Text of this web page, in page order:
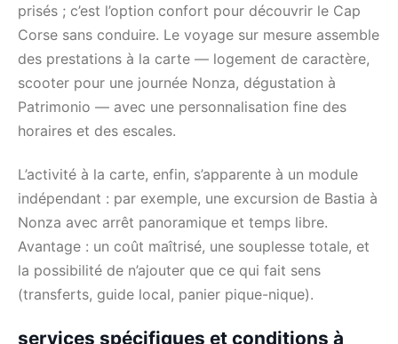
prisés ; c’est l’option confort pour découvrir le Cap
Corse sans conduire. Le voyage sur mesure assemble
des prestations à la carte — logement de caractère,
scooter pour une journée Nonza, dégustation à
Patrimonio — avec une personnalisation fine des
horaires et des escales.
L’activité à la carte, enfin, s’apparente à un module
indépendant : par exemple, une excursion de Bastia à
Nonza avec arrêt panoramique et temps libre.
Avantage : un coût maîtrisé, une souplesse totale, et
la possibilité de n’ajouter que ce qui fait sens
(transferts, guide local, panier pique-nique).
services spécifiques et conditions à